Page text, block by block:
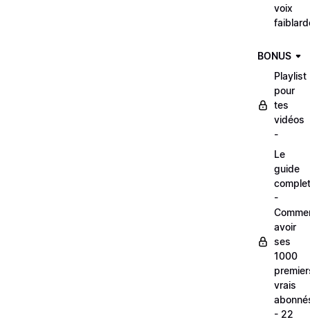
voix
BONUS
Playlist
pour
tes
vidéos
-
Le
guide
complet
-
avoir
ses
1000
vrais
- 22